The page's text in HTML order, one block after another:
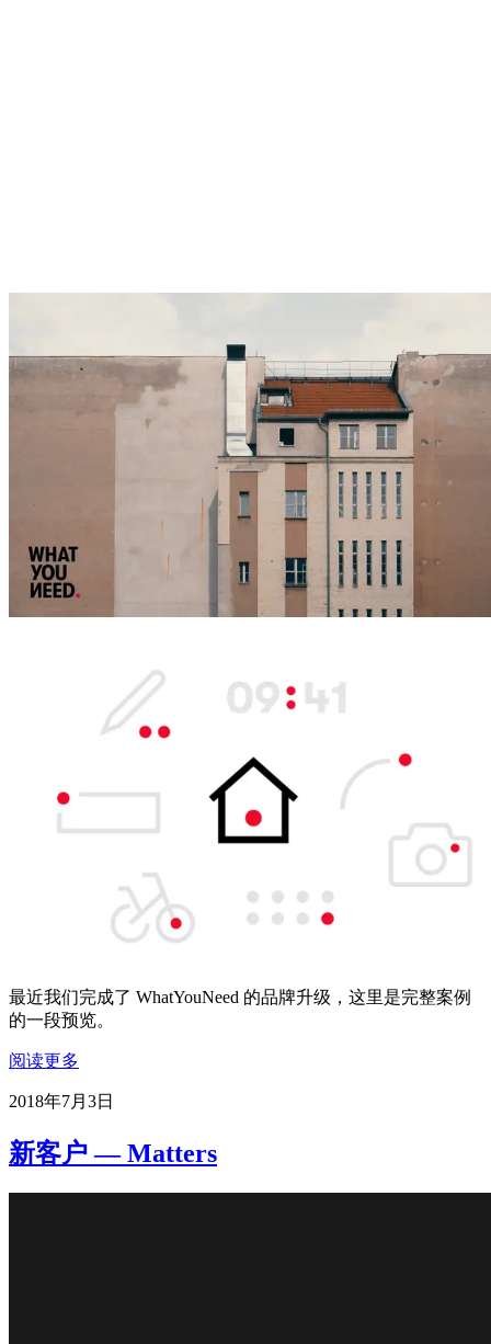
最近我们完成了 WhatYouNeed 的品牌升级，这里是完整案例
的一段预览。
阅读更多
2018年7月3日
新客户 — Matters